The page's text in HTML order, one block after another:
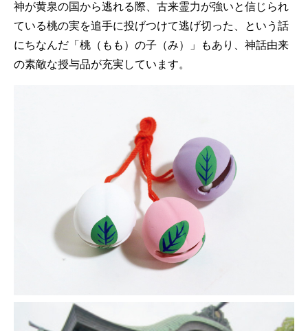
神が黄泉の国から逃れる際、古来霊力が強いと信じられ
ている桃の実を追手に投げつけて逃げ切った、という話
にちなんだ「桃（もも）の子（み）」もあり、神話由来
の素敵な授与品が充実しています。